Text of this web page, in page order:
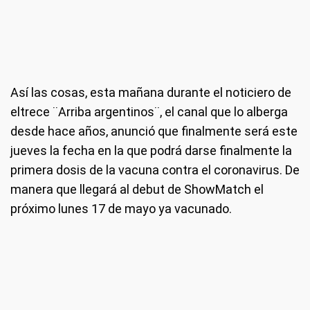
Así las cosas, esta mañana durante el noticiero de
eltrece ¨Arriba argentinos¨, el canal que lo alberga
desde hace años, anunció que finalmente será este
jueves la fecha en la que podrá darse finalmente la
primera dosis de la vacuna contra el coronavirus. De
manera que llegará al debut de ShowMatch el
próximo lunes 17 de mayo ya vacunado.